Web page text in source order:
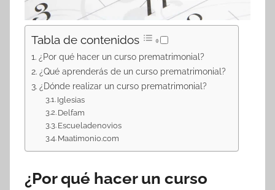
Tabla de contenidos
¿Por qué hacer un curso prematrimonial?
¿Qué aprenderás de un curso prematrimonial?
¿Dónde realizar un curso prematrimonial?
Iglesias
Delfam
Escueladenovios
Maatimonio.com
¿Por qué hacer un curso